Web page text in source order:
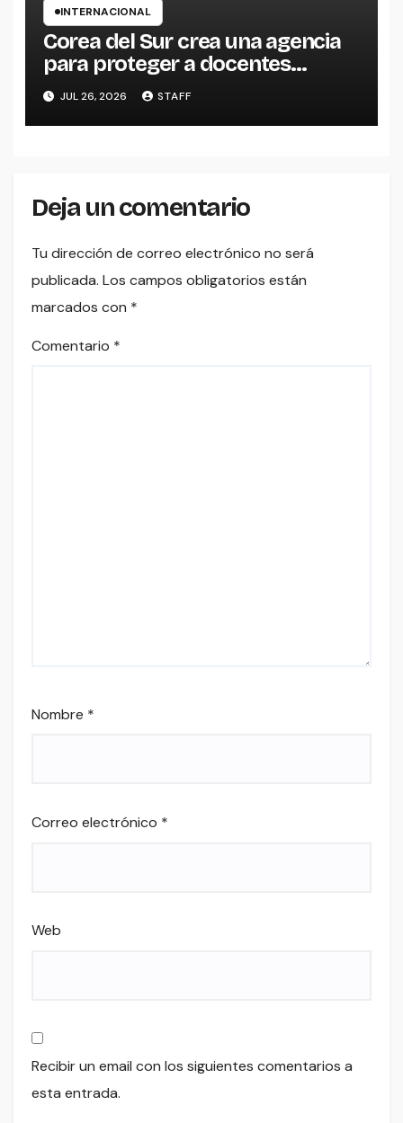
INTERNACIONAL
Corea del Sur crea una agencia
para proteger a docentes
inspirada en una exitosa serie de
Netflix
JUL 26, 2026 STAFF
Deja un comentario
Tu dirección de correo electrónico no será
publicada. Los campos obligatorios están
marcados con *
Comentario *
Nombre *
Correo electrónico *
Web
Recibir un email con los siguientes comentarios a
esta entrada.